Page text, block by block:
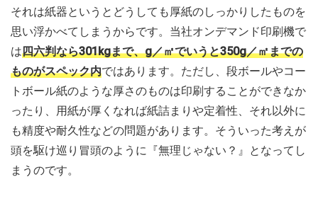
それは紙器というとどうしても厚紙のしっかりしたものを
思い浮かべてしまうからです。当社オンデマンド印刷機で
は四六判なら301kgまで、g／㎡でいうと350g／㎡までの
ものがスペック内ではあります。ただし、段ボールやコー
トボール紙のような厚さのものは印刷することができなか
ったり、用紙が厚くなれば紙詰まりや定着性、それ以外に
も精度や耐久性などの問題があります。そういった考えが
頭を駆け巡り冒頭のように『無理じゃない？』となってし
まうのです。